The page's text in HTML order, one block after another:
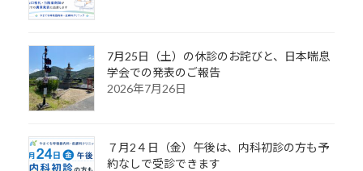
7月25日（土）の休診のお詫びと、日本喘息
学会での発表のご報告
2026年7月26日
７月2４日（金）午後は、内科初診の方も予
約なしで受診できます